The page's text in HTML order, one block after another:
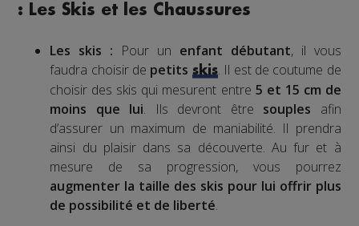
: Les Skis et les Chaussures
Les skis : Pour un enfant débutant, il vous
faudra choisir de petits skis. Il est de coutume de
choisir des skis qui mesurent entre 5 et 15 cm de
moins que lui. Ils devront être souples afin
d’assurer un maximum de maniabilité. Il prendra
ainsi du plaisir dans sa découverte. Au fur et à
mesure de sa progression, vous pourrez
augmenter la taille des skis pour lui offrir plus
de possibilité et de liberté.